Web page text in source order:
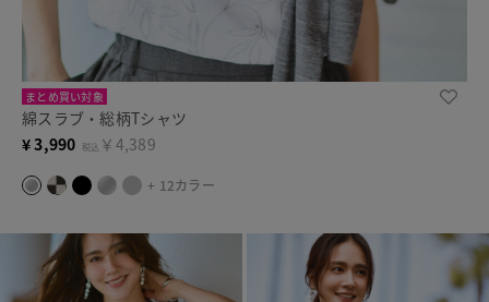
まとめ買い対象
綿スラブ・総柄Tシャツ
¥3,990 税込 ￥4,389
+ 12カラー